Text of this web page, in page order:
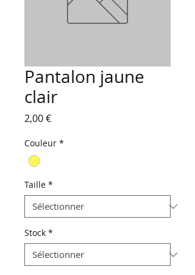
Pantalon jaune
clair
2,00 €Prix
Couleur *
Taille *
Stock *